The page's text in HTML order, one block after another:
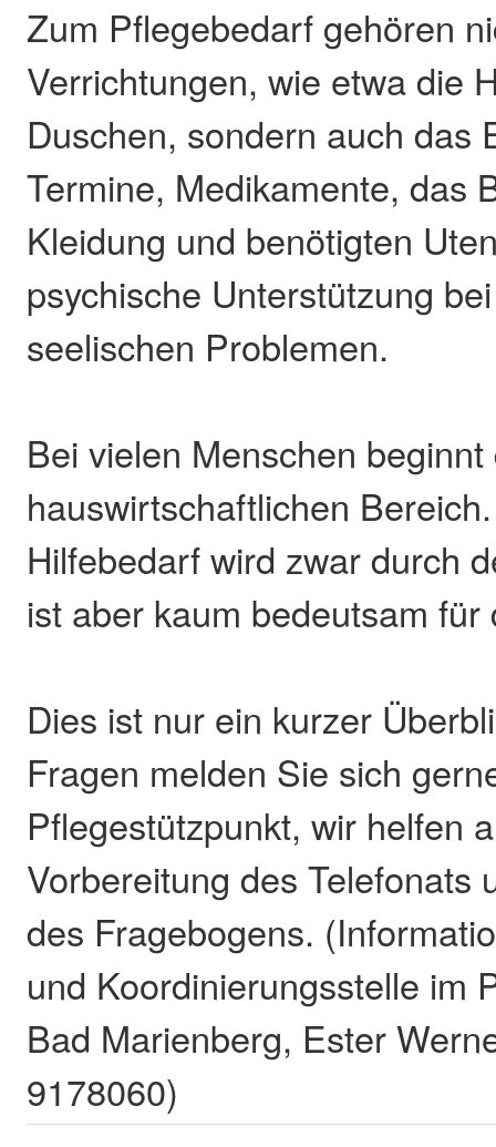
Zum Pflegebedarf gehören
Verrichtungen, wie etwa die
Duschen, sondern auch das
Termine, Medikamente, das
Kleidung und benötigten
psychische Unterstützung
seelischen Problemen.
Bei vielen Menschen
hauswirtschaftlichen
Hilfebedarf wird zwar durch
ist aber kaum bedeutsam
Dies ist nur ein kurzer
Fragen melden Sie sich
Pflegestützpunkt, wir helfen
Vorbereitung des Telefonats
des Fragebogens.
und Koordinierungsstelle im
Bad Marienberg, Ester
9178060)